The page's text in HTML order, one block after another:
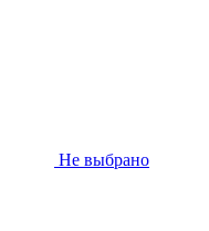
Не выбрано